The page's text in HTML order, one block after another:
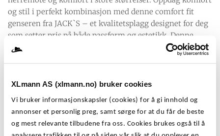
XLmann AS (xlmann.no) bruker cookies
Vi bruker informasjonskapsler (cookies) for å gi innhold og
annonser et personlig preg, samt sørge for at du får de beste
og mest relevante tilbudene fra oss. Cookies brukes også til å
9
,
-
.og stil i perfekt kombinasjon med denne comfort fit
genseren fra JACK`S – et kvalitetsplagg designet for deg
som setter pris på både passform og estetikk. Denne
genseren gir garderoben din et løft som oser av
Den myke og slitesterke bomullen gjør genseren ideell
kjølige sommerkvelder eller helgeturer ved sjøen.
Med størrelser fra 2XL til 7XL er denne genseren spesielt